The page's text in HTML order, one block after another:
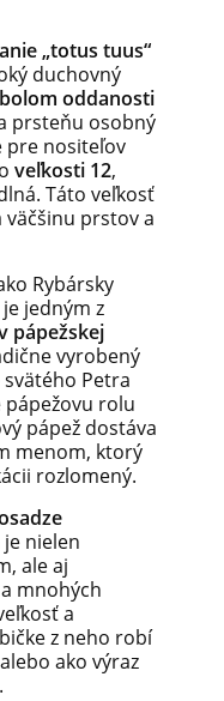
„totus tuus“
duchovný
oddanosti
prsteňu osobný
pre nositeľov
veľkosti 12,
Táto veľkosť
väčšinu prstov a
Rybársky
jedným z
pápežskej
vyrobený
Petra
rolu
pápež dostáva
menom, ktorý
rozlomený.
je nielen
ale aj
mnohých
a
z neho robí
ako výraz